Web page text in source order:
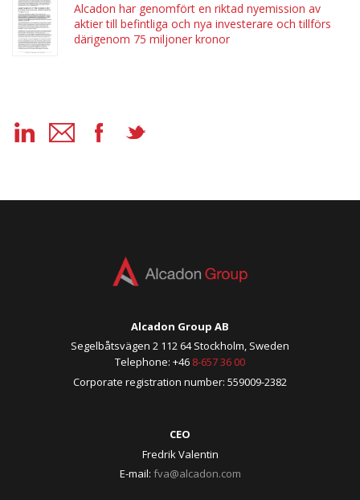
Alcadon har genomfört en riktad nyemission av
aktier till befintliga och nya investerare och tillförs
därigenom 75 miljoner kronor
Alcadon Group AB
Segelbåtsvägen 2 112 64 Stockholm, Sweden
Telephone: +46 8-657 36 00
Corporate registration number: 559009-2382
CEO
Fredrik Valentin
E-mail: fva@alcadon.com